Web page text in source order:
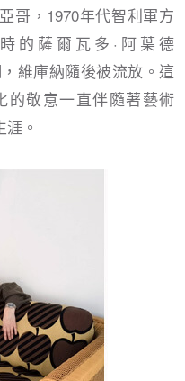
哥，1970年代智利軍方
的薩爾瓦多·阿葉德
，維庫納隨後被流放。這
的敬意一直伴隨著藝術
。